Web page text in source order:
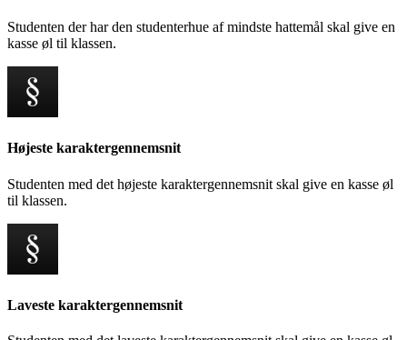
Studenten der har den studenterhue af mindste hattemål skal give en
kasse øl til klassen.
Højeste karaktergennemsnit
Studenten med det højeste karaktergennemsnit skal give en kasse øl
til klassen.
Laveste karaktergennemsnit